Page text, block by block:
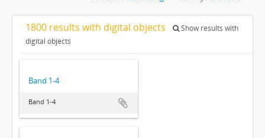
1800 results with digital objects
Show results with
digital objects
Band 1-4
Band 1-4